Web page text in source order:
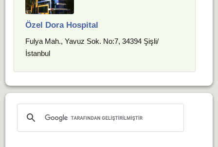
Özel Dora Hospital
Fulya Mah., Yavuz Sok. No:7, 34394 Şişli/
İstanbul